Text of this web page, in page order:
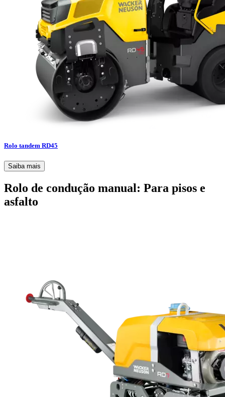
Rolo tandem RD45
Saiba mais
Rolo de condução manual: Para pisos e
asfalto